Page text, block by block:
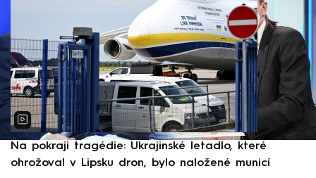
Na pokraji tragédie: Ukrajinské letadlo, které
ohrožoval v Lipsku dron, bylo naložené municí